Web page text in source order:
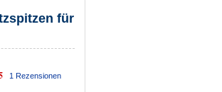
für
1 Rezensionen